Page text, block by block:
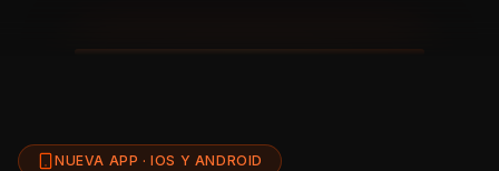
NUEVA APP · IOS Y ANDROID